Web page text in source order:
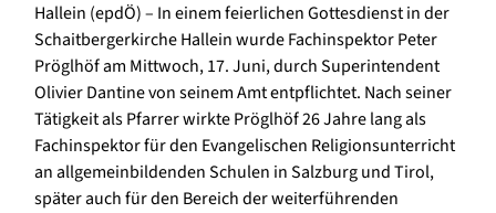
Hallein (epdÖ) – In einem feierlichen Gottesdienst in der
Schaitbergerkirche Hallein wurde Fachinspektor Peter
Pröglhöf am Mittwoch, 17. Juni, durch Superintendent
Olivier Dantine von seinem Amt entpflichtet. Nach seiner
Tätigkeit als Pfarrer wirkte Pröglhöf 26 Jahre lang als
Fachinspektor für den Evangelischen Religionsunterricht
an allgemeinbildenden Schulen in Salzburg und Tirol,
später auch für den Bereich der weiterführenden